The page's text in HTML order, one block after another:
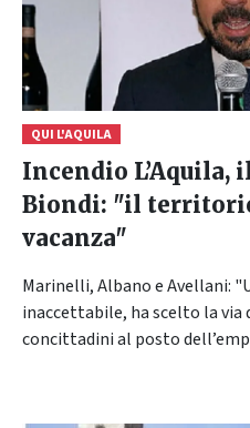
QUI L'AQUILA
Incendio L’Aquila,
Biondi: "il
vacanza"
Marinelli, Albano e Avellani:
inaccettabile, ha scelto la
concittadini al posto